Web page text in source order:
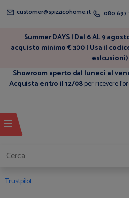
customer@spizzicohome.it 080 697
Summer DAYS | Dal 6 AL 9
acquisto minimo € 300 | Usa il
eslcusioni)
Showroom aperto dal lunedì al
Acquista entro il 12/08per ricevere
Trustpilot